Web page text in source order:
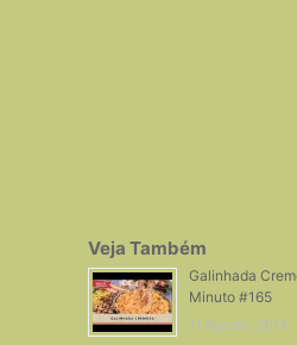
Veja Também
Galinhada
Minuto #165
11 Agosto, 2014